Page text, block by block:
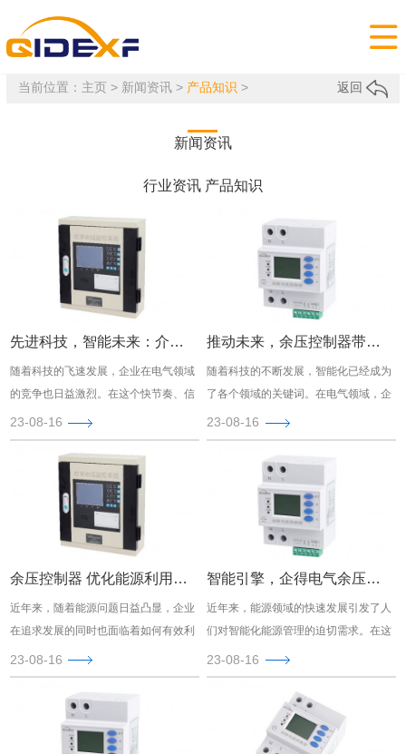

当前位置： 主页> 新闻资讯> 产品知识 > 返回
新闻资讯
行业资讯 产品知识
先进科技，智能未来：介绍企得电气，推动余压控制创新
随着科技的飞速发展，企业在电气领域
的竞争也日益激烈。在这个快节奏、信
息化的时代，余压控制器成为了一项不
可或缺的技术。本文将向您介绍一家在
余压控制领域处于先进地位的企业——
企得电气，探讨他们的软件创新，以及
为什么他们值得成为您的首推合作伙
23-08-16
推动未来，余压控制器带动智能电气革命
​随着科技的不断发展，智能化已经成为
了各个领域的关键词。在电气领域，企
业和家庭对电能的管理和控制需求日益
增加，这就需要一种先进的解决方案来
满足这一需求。在这个背景下，介绍给
大家一家带动智能电气革命的企业——
23-08-16
余压控制器 优化能源利用，助力企业发展
近年来，随着能源问题日益凸显，企业
在追求发展的同时也面临着如何有效利
用能源的挑战。为解决这一难题，介绍
企得电气公司的余压控制器，它将为您
的企业带来节能降耗的新风尚。本文将
为您详细介绍余压控制器的特点及其在
能源管理方面的应用，为企业的可持续
23-08-16
智能引擎，企得电气余压控制器开启能源新纪元
近年来，能源领域的快速发展引发了人
们对智能化能源管理的迫切需求。在这
一蓬勃发展的背景下，企得电气（Qudi
Electric）携其先进的技术，推出了革命
性的余压控制器，为能源管理赋予了全
新的智能维度。
23-08-16